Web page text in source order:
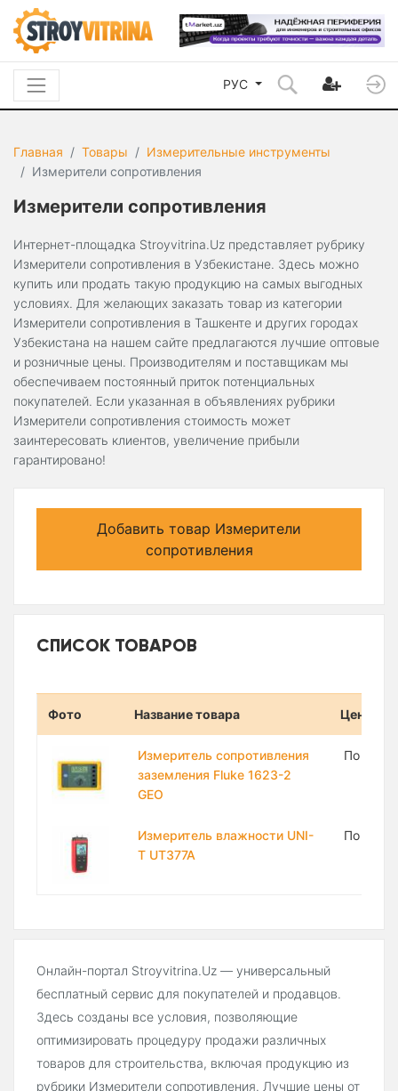
РУС
Главная Товары
Измерительные инструменты
Измерители сопротивления
Измерители сопротивления
Интернет-площадка Stroyvitrina.Uz представляет рубрику
Измерители сопротивления в Узбекистане. Здесь можно
купить или продать такую продукцию на самых выгодных
условиях. Для желающих заказать товар из категории
Измерители сопротивления в Ташкенте и других городах
Узбекистана на нашем сайте предлагаются лучшие оптовые
и розничные цены. Производителям и поставщикам мы
обеспечиваем постоянный приток потенциальных
покупателей. Если указанная в объявлениях рубрики
Измерители сопротивления стоимость может
заинтересовать клиентов, увеличение прибыли
гарантировано!
Добавить товар Измерители
сопротивления
СПИСОК ТОВАРОВ
Фото Название товара Цена
Измеритель сопротивления
заземления Fluke 1623-2
GEO
По
Измеритель влажности UNI-
T UT377A
По
Онлайн-портал Stroyvitrina.Uz — универсальный
бесплатный сервис для покупателей и продавцов.
Здесь созданы все условия, позволяющие
оптимизировать процедуру продажи различных
товаров для строительства, включая продукцию из
рубрики Измерители сопротивления. Лучшие цены от